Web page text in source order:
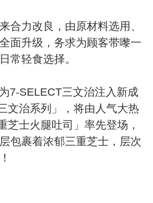
力改良，由原材料选用、
面升级，务求为顾客带嚟一
常轻食选择。
SELECT三文治注入新成
文治系列」，将由人气大热
芝士火腿吐司」率先登场，
包裹着浓郁三重芝士，层次